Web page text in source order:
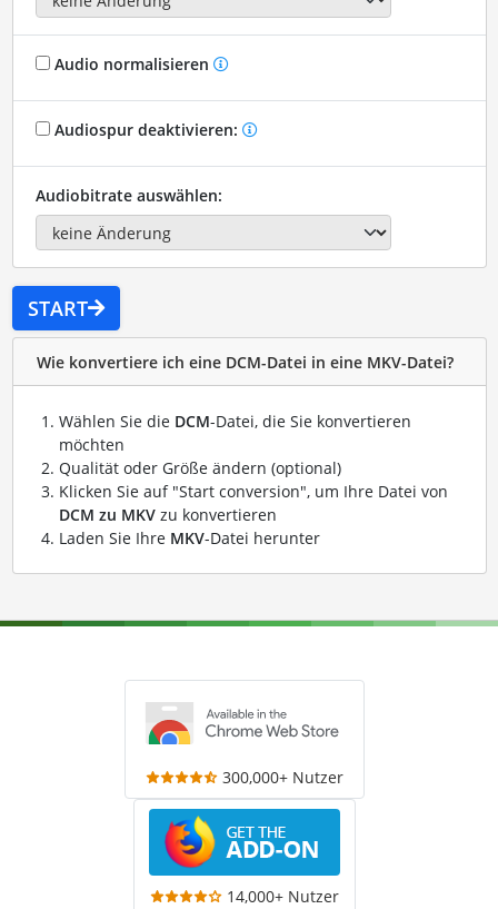
Audio normalisieren
Audiospur deaktivieren:
Audiobitrate auswählen:
START
Wie konvertiere ich eine DCM-Datei in eine MKV-Datei?
Wählen Sie die DCM-Datei, die Sie konvertieren
möchten
Qualität oder Größe ändern (optional)
Klicken Sie auf "Start conversion", um Ihre Datei von
DCM zu MKVzu konvertieren
Laden Sie Ihre MKV-Datei herunter
300,000+ Nutzer
14,000+ Nutzer